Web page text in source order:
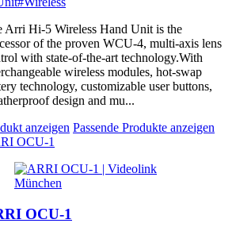
Arri Hi-5 Wireless Hand Unit is the
of the proven WCU-4, multi-axis lens
with state-of-the-art technology.With
wireless modules, hot-swap
technology, customizable user buttons,
design and mu...
anzeigen Passende Produkte anzeigen
OCU-1
OCU-1